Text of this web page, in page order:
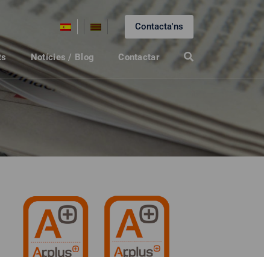
Contacta'ns
Notícies / Blog Contactar